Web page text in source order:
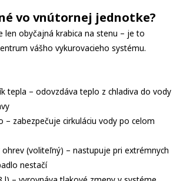
vo vnútornej jednotke?
len obyčajná krabica na stenu – je to
vášho vykurovacieho systému.
tepla – odovzdáva teplo z chladiva do vody
– zabezpečuje cirkuláciu vody po celom
ohrev (voliteľný) – nastupuje pri extrémnych
nestačí